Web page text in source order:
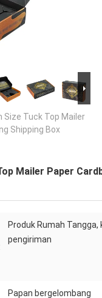
Size Tuck Top Mailer
Shipping Box
Mailer Paper
Produk Rumah Tangga,
pengiriman
Papan bergelombang